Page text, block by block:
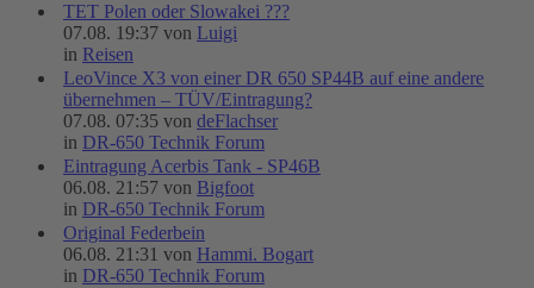
TET Polen oder Slowakei ???
07.08. 19:37 von Luigi
in Reisen
LeoVince X3 von einer DR 650 SP44B auf eine andere
übernehmen – TÜV/Eintragung?
07.08. 07:35 von deFlachser
in DR-650 Technik Forum
Eintragung Acerbis Tank - SP46B
06.08. 21:57 von Bigfoot
in DR-650 Technik Forum
Original Federbein
06.08. 21:31 von Hammi. Bogart
in DR-650 Technik Forum